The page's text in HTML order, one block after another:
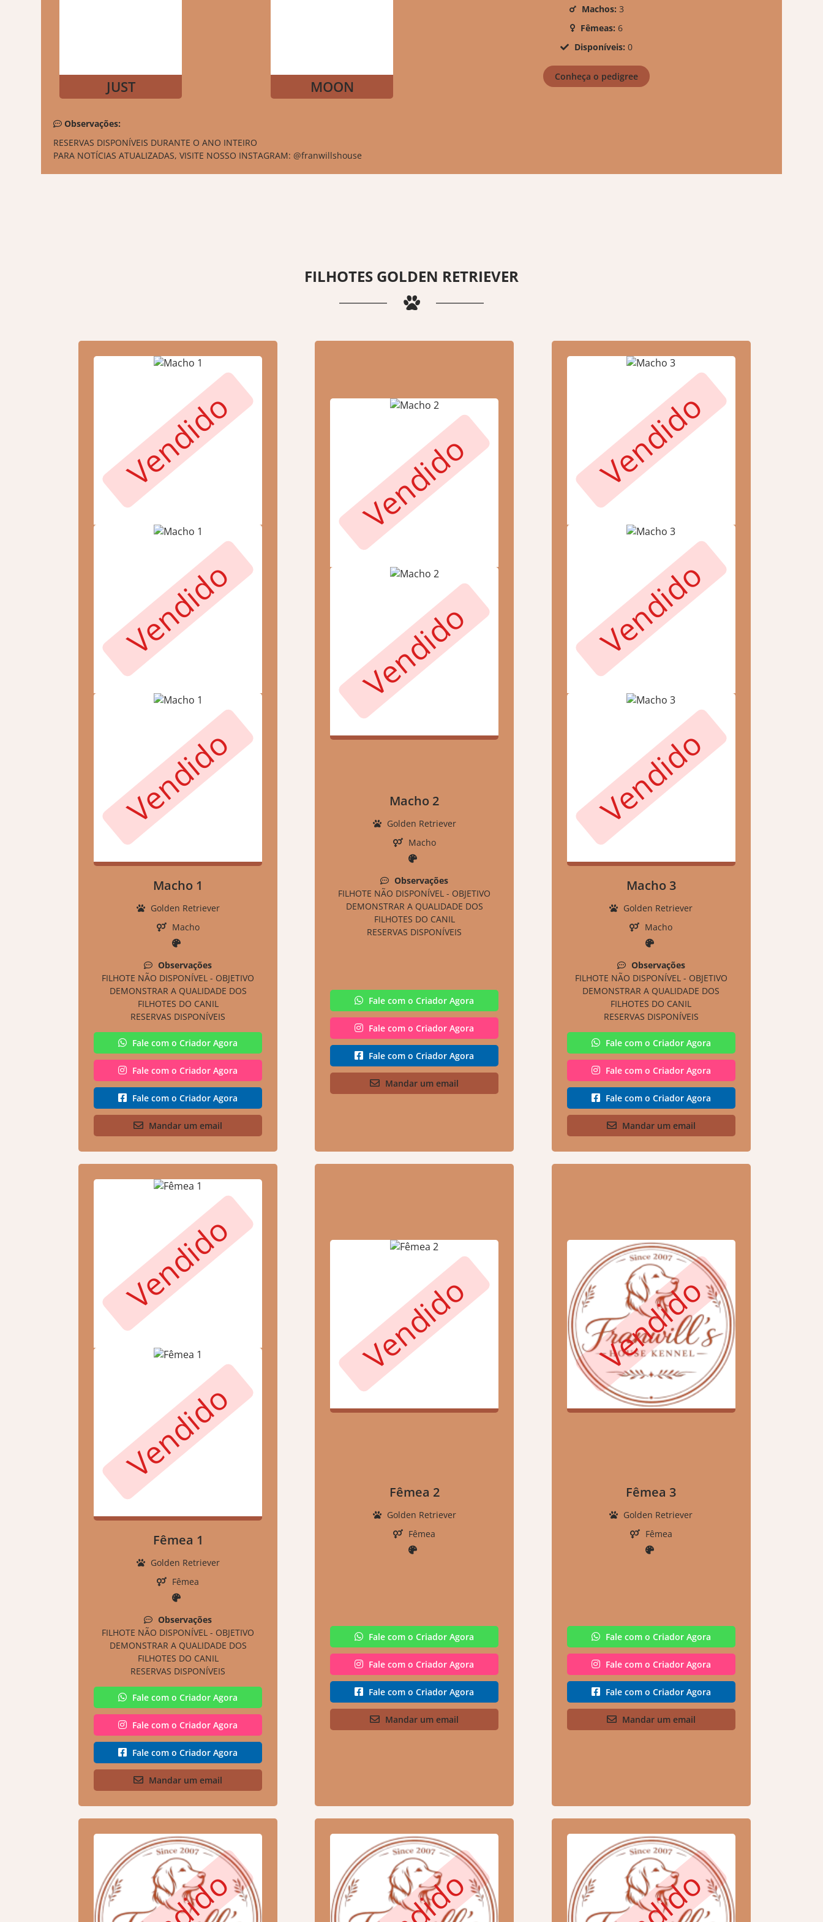
JUST MOON
Machos: 3
Fêmeas: 6
Disponíveis: 0
Conheça o pedigree
Observações:
RESERVAS DISPONÍVEIS DURANTE O ANO INTEIRO
PARA NOTÍCIAS ATUALIZADAS, VISITE NOSSO INSTAGRAM: @franwillshouse
FILHOTES GOLDEN RETRIEVER
Vendido
Vendido
Vendido
Macho 1
Golden Retriever
Macho
Observações
FILHOTE NÃO DISPONÍVEL - OBJETIVO
DEMONSTRAR A QUALIDADE DOS
FILHOTES DO CANIL
RESERVAS DISPONÍVEIS
Fale com o Criador Agora
Fale com o Criador Agora
Fale com o Criador Agora
Mandar um email
Vendido
Vendido
Macho 2
Golden Retriever
Macho
Observações
FILHOTE NÃO DISPONÍVEL - OBJETIVO
DEMONSTRAR A QUALIDADE DOS
FILHOTES DO CANIL
RESERVAS DISPONÍVEIS
Fale com o Criador Agora
Fale com o Criador Agora
Fale com o Criador Agora
Mandar um email
Vendido
Vendido
Vendido
Macho 3
Golden Retriever
Macho
Observações
FILHOTE NÃO DISPONÍVEL - OBJETIVO
DEMONSTRAR A QUALIDADE DOS
FILHOTES DO CANIL
RESERVAS DISPONÍVEIS
Fale com o Criador Agora
Fale com o Criador Agora
Fale com o Criador Agora
Mandar um email
Vendido
Vendido
Fêmea 1
Golden Retriever
Fêmea
Observações
FILHOTE NÃO DISPONÍVEL - OBJETIVO
DEMONSTRAR A QUALIDADE DOS
FILHOTES DO CANIL
RESERVAS DISPONÍVEIS
Fale com o Criador Agora
Fale com o Criador Agora
Fale com o Criador Agora
Mandar um email
Vendido
Fêmea 2
Golden Retriever
Fêmea
Fale com o Criador Agora
Fale com o Criador Agora
Fale com o Criador Agora
Mandar um email
Vendido
Fêmea 3
Golden Retriever
Fêmea
Fale com o Criador Agora
Fale com o Criador Agora
Fale com o Criador Agora
Mandar um email